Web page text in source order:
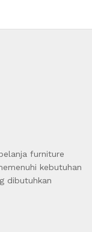
furniture
kebutuhan
dibutuhkan